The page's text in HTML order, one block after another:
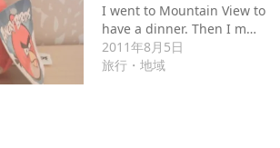
I went to Mountain View to
have a dinner. Then I m…
2011年8月5日
旅行・地域